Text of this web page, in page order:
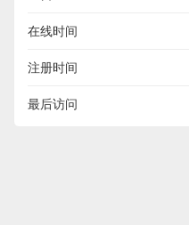
在线时间
注册时间
最后访问